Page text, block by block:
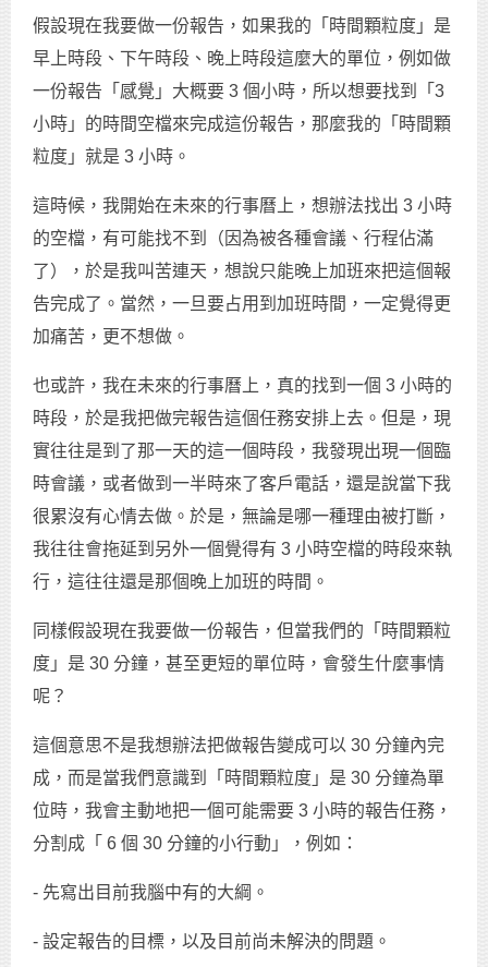
假設現在我要做一份報告，如果我的「時間顆粒度」是
早上時段、下午時段、晚上時段這麼大的單位，例如做
一份報告「感覺」大概要 3 個小時，所以想要找到「3
小時」的時間空檔來完成這份報告，那麼我的「時間顆
粒度」就是 3 小時。
這時候，我開始在未來的行事曆上，想辦法找出 3 小時
的空檔，有可能找不到（因為被各種會議、行程佔滿
了），於是我叫苦連天，想說只能晚上加班來把這個報
告完成了。當然，一旦要占用到加班時間，一定覺得更
加痛苦，更不想做。
也或許，我在未來的行事曆上，真的找到一個 3 小時的
時段，於是我把做完報告這個任務安排上去。但是，現
實往往是到了那一天的這一個時段，我發現出現一個臨
時會議，或者做到一半時來了客戶電話，還是說當下我
很累沒有心情去做。於是，無論是哪一種理由被打斷，
我往往會拖延到另外一個覺得有 3 小時空檔的時段來執
行，這往往還是那個晚上加班的時間。
同樣假設現在我要做一份報告，但當我們的「時間顆粒
度」是 30 分鐘，甚至更短的單位時，會發生什麼事情
呢？
這個意思不是我想辦法把做報告變成可以 30 分鐘內完
成，而是當我們意識到「時間顆粒度」是 30 分鐘為單
位時，我會主動地把一個可能需要 3 小時的報告任務，
分割成「 6 個 30 分鐘的小行動」，例如：
- 先寫出目前我腦中有的大綱。
- 設定報告的目標，以及目前尚未解決的問題。